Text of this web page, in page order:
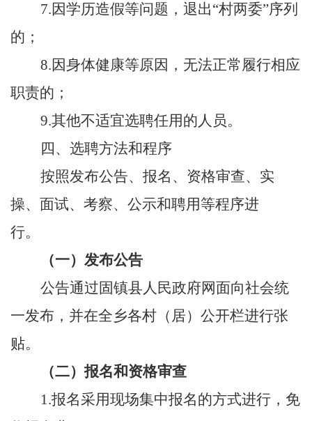
7.因学历造假等问题，退出“村两委”序列
的；
8.因身体健康等原因，无法正常履行相应
职责的 ；
9.其他不适宜选聘任用的人员。
四、选聘方法和程序
按照发布公告、报名、资格审查、 实
操、 面试、考察、公示和聘用等程序进
行。
（一）发布公告
公告通过固镇县人民政府网面向社会统
一发布，并在全乡各村（居）公开栏进行张
贴。
（二）报名和资格审查
1.报名采用现场集中报名的方式进行，免